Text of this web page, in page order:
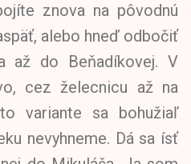
znova na pôvodnú
alebo hneď odbočiť
až do Beňadíkovej. V
cez želecnicu až na
variante sa bohužiaľ
nevyhneme. Dá sa ísť